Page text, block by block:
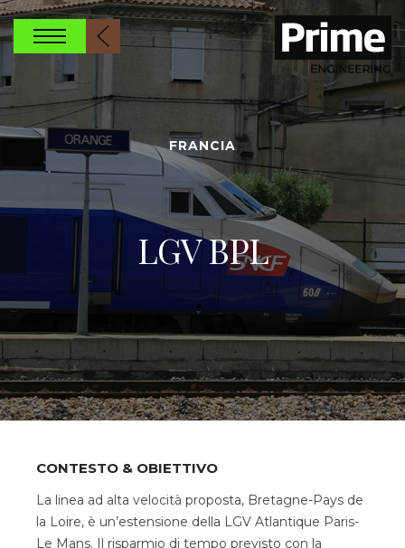
FRANCIA
LGV BPL
CONTESTO & OBIETTIVO
La linea ad alta velocità proposta, Bretagne-Pays de
la Loire, è un’estensione della LGV Atlantique Paris-
Le Mans. Il risparmio di tempo previsto con la